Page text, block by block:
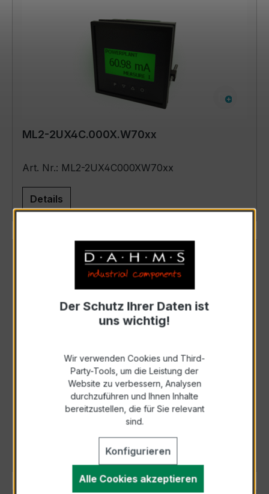
ML2-2UX4C.000X.W70xx
Art. Nr.: ML2-2UX4C000XW70xx
Details
PU5.030x.1S70x
Art. Nr.: PU5030x1S70x
Der Schutz Ihrer Daten ist
uns wichtig!
Wir verwenden Cookies und Third-
Party-Tools, um die Leistung der
Website zu verbessern, Analysen
durchzuführen und Ihnen Inhalte
bereitzustellen, die für Sie relevant
sind.
Konfigurieren
Alle Cookies akzeptieren